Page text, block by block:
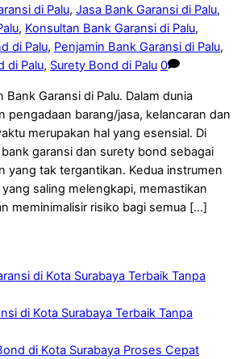
di Palu, Jasa Bank Garansi di Palu,
, Konsultan Bank Garansi di Palu,
di Palu, Penjamin Bank Garansi di Palu,
di Palu, Surety Bond di Palu 0
Garansi di Palu. Dalam dunia
pengadaan barang/jasa, kelancaran dan
merupakan hal yang esensial. Di
garansi dan surety bond sebagai
yang tak tergantikan. Kedua instrumen
saling melengkapi, memastikan
meminimalisir risiko bagi semua […]
di Kota Surabaya Terbaik Tanpa